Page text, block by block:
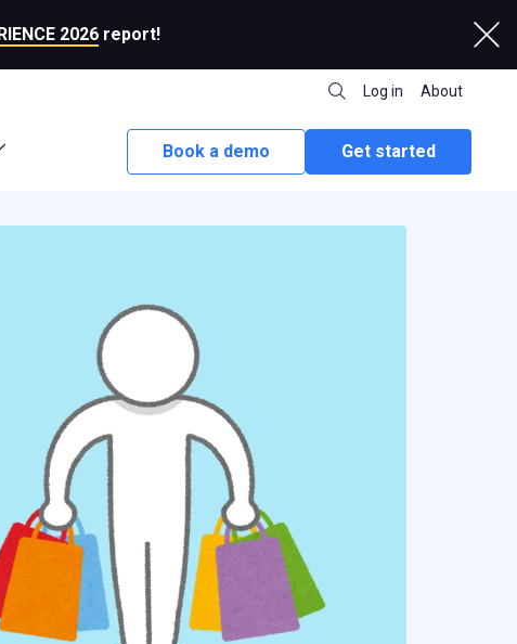
2026 report!
Log in About
Book a demo Get started